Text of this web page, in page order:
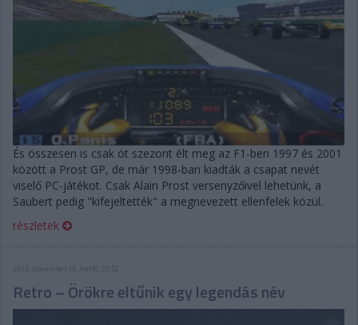
És összesen is csak öt szezont élt meg az F1-ben 1997 és 2001
között a Prost GP, de már 1998-ban kiadták a csapat nevét
viselő PC-játékot. Csak Alain Prost versenyzőivel lehetünk, a
Saubert pedig "kifejeltették" a megnevezett ellenfelek közül.
részletek
2015. november 16. hétfő, 20:52
Retro – Örökre eltűnik egy legendás név